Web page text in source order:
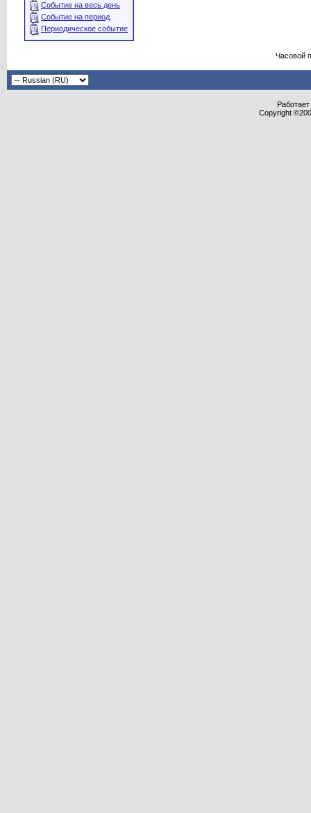
Событие на весь день
Событие на период
Периодическое событие
Часовой
Copyright